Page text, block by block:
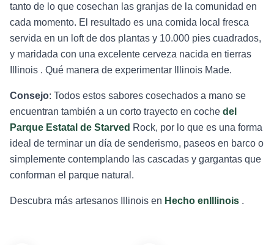
tanto de lo que cosechan las granjas de la comunidad en
cada momento. El resultado es una comida local fresca
servida en un loft de dos plantas y 10.000 pies cuadrados,
y maridada con una excelente cerveza nacida en tierras
Illinois . Qué manera de experimentar Illinois Made.
Consejo: Todos estos sabores cosechados a mano se
encuentran también a un corto trayecto en coche del
Parque Estatal de Starved Rock, por lo que es una forma
ideal de terminar un día de senderismo, paseos en barco o
simplemente contemplando las cascadas y gargantas que
conforman el parque natural.
Descubra más artesanos Illinois en Hecho enIllinois .